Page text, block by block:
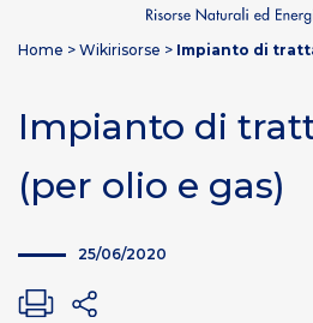
Home > Wikirisorse > Impianto di
Impianto di
(per olio e gas)
25/06/2020